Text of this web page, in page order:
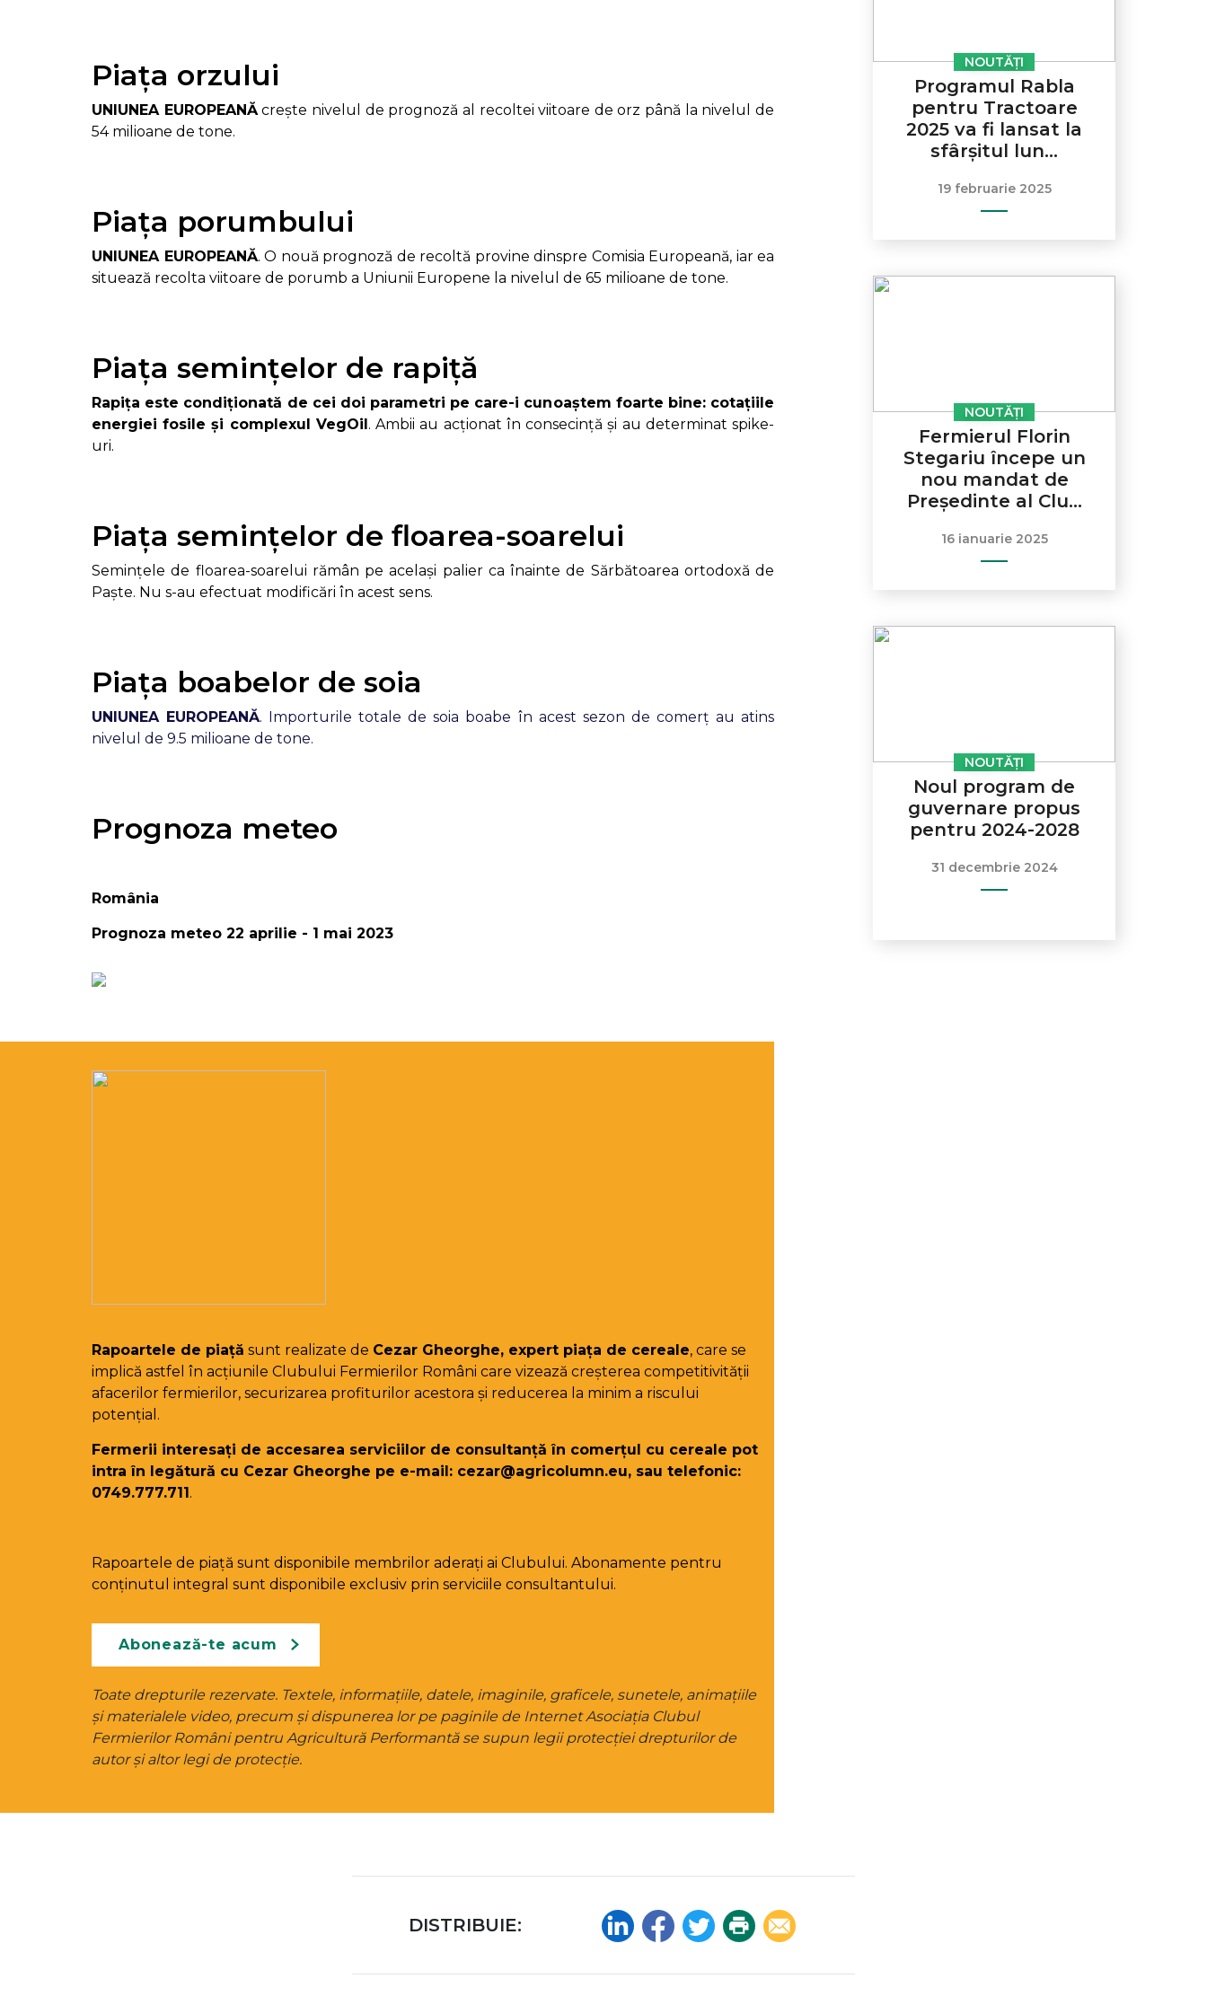
Piața orzului
UNIUNEA EUROPEANĂcrește nivelul de prognoză al recoltei viitoare de orz până la nivelul de
54 milioane de tone.
Piața porumbului
UNIUNEA EUROPEANĂ. O nouă prognoză de recoltă provine dinspre Comisia Europeană, iar ea
situează recolta viitoare de porumb a Uniunii Europene la nivelul de 65 milioane de tone.
Piața semințelor de rapiță
Rapița este condiționată de cei doi parametri pe care-i cunoaștem foarte bine: cotațiile
energiei fosile și complexul VegOil. Ambii au acționat în consecință și au determinat spike-
uri.
Piața semințelor de floarea-soarelui
Semințele de floarea-soarelui rămân pe același palier ca înainte de Sărbătoarea ortodoxă de
Paște. Nu s-au efectuat modificări în acest sens.
Piața boabelor de soia
UNIUNEA EUROPEANĂ. Importurile totale de soia boabe în acest sezon de comerț au atins
nivelul de 9.5 milioane de tone.
Prognoza meteo
România
Prognoza meteo 22 aprilie - 1 mai 2023
Rapoartele de piață sunt realizate de Cezar Gheorghe, expert piața de cereale, care se
implică astfel în acțiunile Clubului Fermierilor Români care vizează creșterea competitivității
afacerilor fermierilor, securizarea profiturilor acestora și reducerea la minim a riscului
potențial.
Fermerii interesați de accesarea serviciilor de consultanță în comerțul cu cereale pot
intra în legătură cu Cezar Gheorghe pe e-mail: cezar@agricolumn.eu, sau telefonic:
0749.777.711.
Rapoartele de piață sunt disponibile membrilor aderați ai Clubului. Abonamente pentru
conținutul integral sunt disponibile exclusiv prin serviciile consultantului.
Abonează-te acum
Toate drepturile rezervate. Textele, informațiile, datele, imaginile, graficele, sunetele, animațiile
și materialele video, precum și dispunerea lor pe paginile de Internet Asociația Clubul
Fermierilor Români pentru Agricultură Performantă se supun legii protecției drepturilor de
autor și altor legi de protecție.
NOUTĂȚI
Programul Rabla
pentru Tractoare
2025 va fi lansat la
sfârșitul lun...
19 februarie 2025
NOUTĂȚI
Fermierul Florin
Stegariu începe un
nou mandat de
Președinte al Clu...
16 ianuarie 2025
NOUTĂȚI
Noul program de
guvernare propus
pentru 2024-2028
31 decembrie 2024
DISTRIBUIE: LinkedinFacebook
TwitterPrint Email